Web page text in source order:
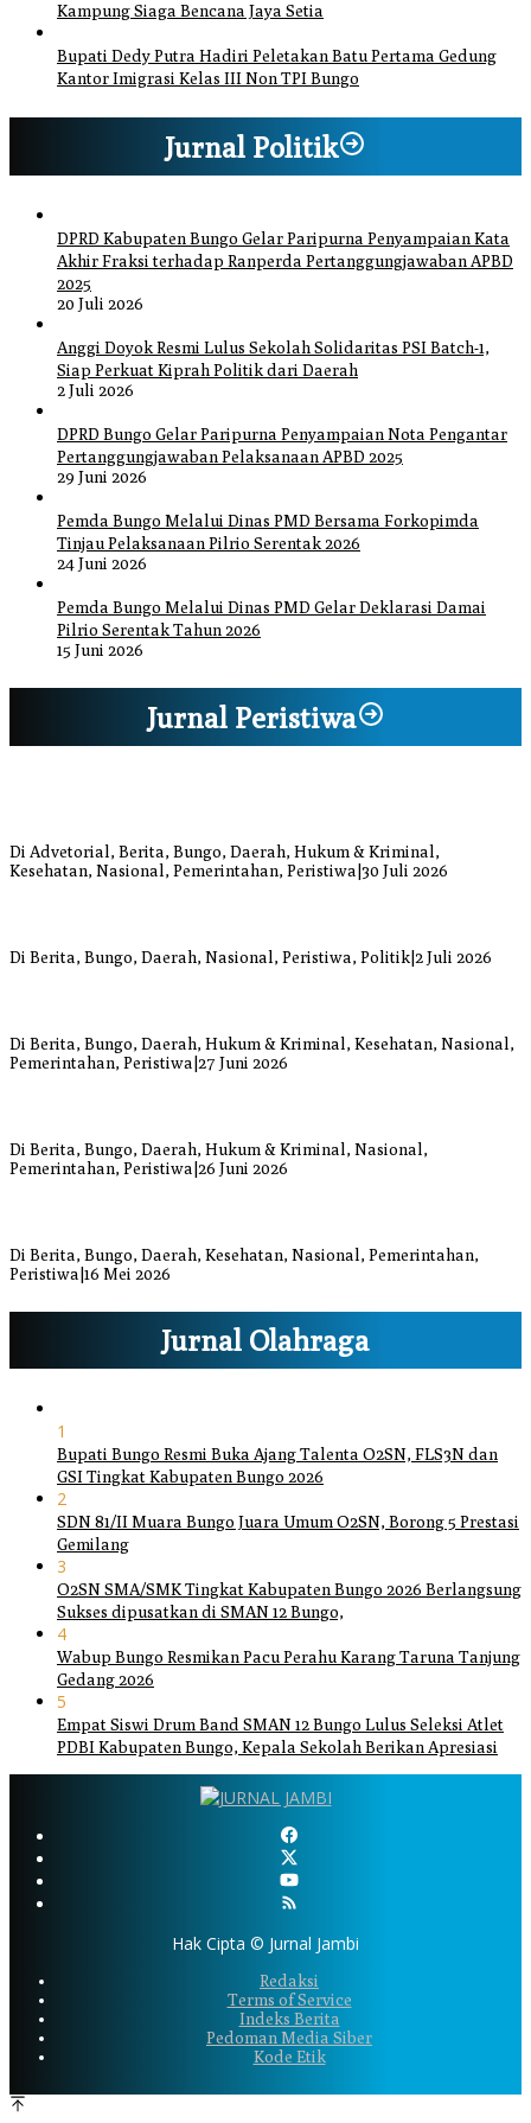
Kampung Siaga Bencana Jaya Setia
Bupati Dedy Putra Hadiri Peletakan Batu Pertama Gedung
Kantor Imigrasi Kelas III Non TPI Bungo
Jurnal Politik
DPRD Kabupaten Bungo Gelar Paripurna Penyampaian Kata
Akhir Fraksi terhadap Ranperda Pertanggungjawaban APBD
2025
20 Juli 2026
Anggi Doyok Resmi Lulus Sekolah Solidaritas PSI Batch-1,
Siap Perkuat Kiprah Politik dari Daerah
2 Juli 2026
DPRD Bungo Gelar Paripurna Penyampaian Nota Pengantar
Pertanggungjawaban Pelaksanaan APBD 2025
29 Juni 2026
Pemda Bungo Melalui Dinas PMD Bersama Forkopimda
Tinjau Pelaksanaan Pilrio Serentak 2026
24 Juni 2026
Pemda Bungo Melalui Dinas PMD Gelar Deklarasi Damai
Pilrio Serentak Tahun 2026
15 Juni 2026
Jurnal Peristiwa
Di Advetorial, Berita, Bungo, Daerah, Hukum & Kriminal,
Kesehatan, Nasional, Pemerintahan, Peristiwa 30 Juli 2026
Di Berita, Bungo, Daerah, Nasional, Peristiwa, Politik|2 Juli 2026
Di Berita, Bungo, Daerah, Hukum & Kriminal, Kesehatan, Nasional,
Pemerintahan, Peristiwa 27 Juni 2026
Di Berita, Bungo, Daerah, Hukum & Kriminal, Nasional,
Pemerintahan, Peristiwa 26 Juni 2026
Di Berita, Bungo, Daerah, Kesehatan, Nasional, Pemerintahan,
Peristiwa 16 Mei 2026
Jurnal Olahraga
1
Bupati Bungo Resmi Buka Ajang Talenta O2SN, FLS3N dan
GSI Tingkat Kabupaten Bungo 2026
2
SDN 81/II Muara Bungo Juara Umum O2SN, Borong 5 Prestasi
Gemilang
3
O2SN SMA/SMK Tingkat Kabupaten Bungo 2026 Berlangsung
Sukses dipusatkan di SMAN 12 Bungo,
4
Wabup Bungo Resmikan Pacu Perahu Karang Taruna Tanjung
Gedang 2026
5
Empat Siswi Drum Band SMAN 12 Bungo Lulus Seleksi Atlet
PDBI Kabupaten Bungo, Kepala Sekolah Berikan Apresiasi
Hak Cipta © Jurnal Jambi
Redaksi
Terms of Service
Indeks Berita
Pedoman Media Siber
Kode Etik